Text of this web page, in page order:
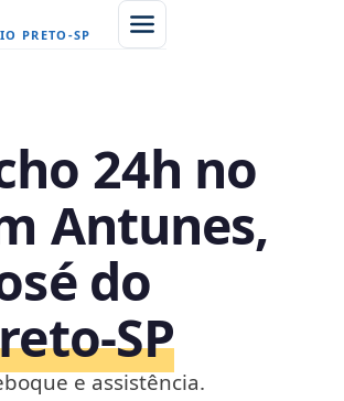
PRETO-SP
24h no
Antunes,
do
e assistência.